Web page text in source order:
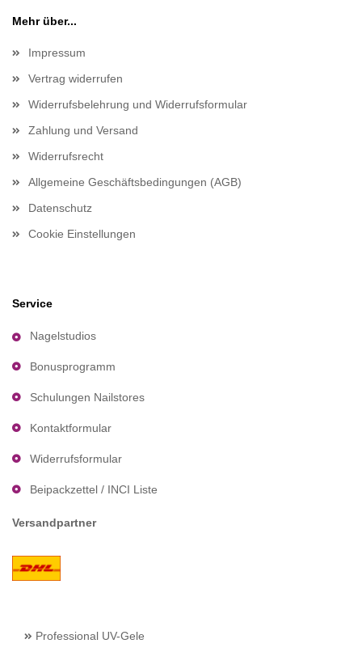
Mehr über...
Impressum
Vertrag widerrufen
Widerrufsbelehrung und Widerrufsformular
Zahlung und Versand
Widerrufsrecht
Allgemeine Geschäftsbedingungen (AGB)
Datenschutz
Cookie Einstellungen
Service
Nagelstudios
Bonusprogramm
Schulungen Nailstores
Kontaktformular
Widerrufsformular
Beipackzettel / INCI Liste
Versandpartner
Professional UV-Gele